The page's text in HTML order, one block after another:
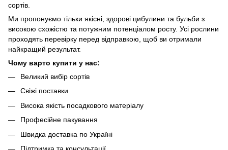
сортів.
Ми пропонуємо тільки якісні, здорові цибулини та бульби з
високою схожістю та потужним потенціалом росту. Усі рослини
проходять перевірку перед відправкою, щоб ви отримали
найкращий результат.
Чому варто купити у нас:
Великий вибір сортів
Свіжі поставки
Висока якість посадкового матеріалу
Професійне пакування
Швидка доставка по Україні